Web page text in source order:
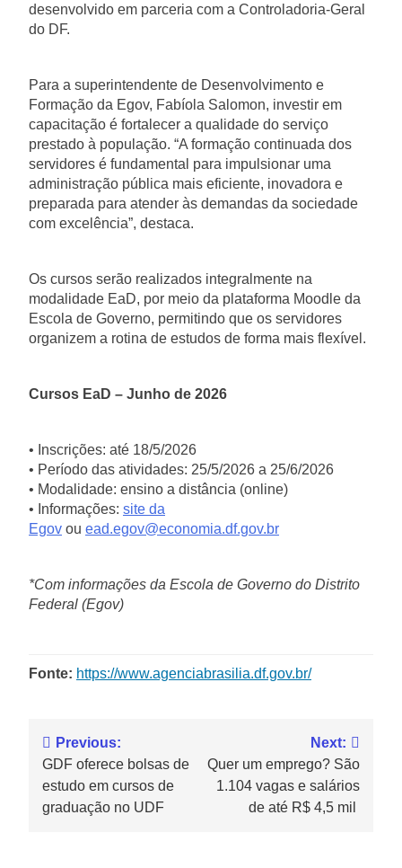
desenvolvido em parceria com a Controladoria-Geral
do DF.
Para a superintendente de Desenvolvimento e
Formação da Egov, Fabíola Salomon, investir em
capacitação é fortalecer a qualidade do serviço
prestado à população. “A formação continuada dos
servidores é fundamental para impulsionar uma
administração pública mais eficiente, inovadora e
preparada para atender às demandas da sociedade
com excelência”, destaca.
Os cursos serão realizados integralmente na
modalidade EaD, por meio da plataforma Moodle da
Escola de Governo, permitindo que os servidores
organizem a rotina de estudos de forma mais flexível.
Cursos EaD – Junho de 2026
• Inscrições: até 18/5/2026
• Período das atividades: 25/5/2026 a 25/6/2026
• Modalidade: ensino a distância (online)
• Informações: site da
Egov ou ead.egov@economia.df.gov.br
*Com informações da Escola de Governo do Distrito
Federal (Egov)
Fonte: https://www.agenciabrasilia.df.gov.br/
Previous:
GDF oferece bolsas de
estudo em cursos de
graduação no UDF
Next:
Quer um emprego? São
1.104 vagas e salários
de até R$ 4,5 mil